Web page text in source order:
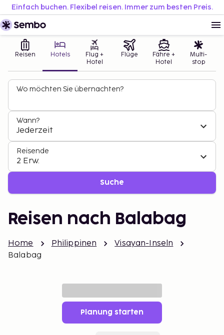
Einfach buchen. Flexibel reisen. Immer zum besten Preis.
Reisen Hotels
Flug +
Hotel
Flüge
Fähre +
Hotel
Multi-
stop
Wo möchten Sie übernachten?
Wann?
Jederzeit
Reisende
2 Erw.
Suche
Reisen nach Balabag
Home Philippinen
Visayan-Inseln
Balabag
Planung starten